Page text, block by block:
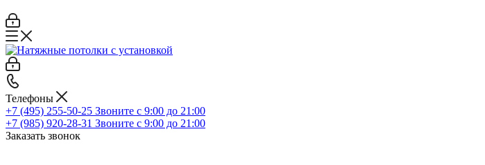
Телефоны
+7 (495) 255-50-25 Звоните с 9:00 до 21:00
+7 (985) 920-28-31 Звоните с 9:00 до 21:00
Заказать звонок